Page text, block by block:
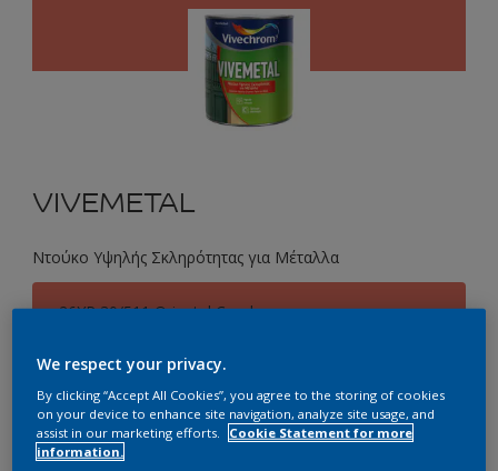
VIVEMETAL
Ντούκο Υψηλής Σκληρότητας για Μέταλλα
26YR 30/511 Oriental Coral
Συσκευασία
0.75L 2.25L
We respect your privacy.
By clicking “Accept All Cookies”, you agree to the storing of cookies
on your device to enhance site navigation, analyze site usage, and
assist in our marketing efforts.
Cookie Statement for more
information.